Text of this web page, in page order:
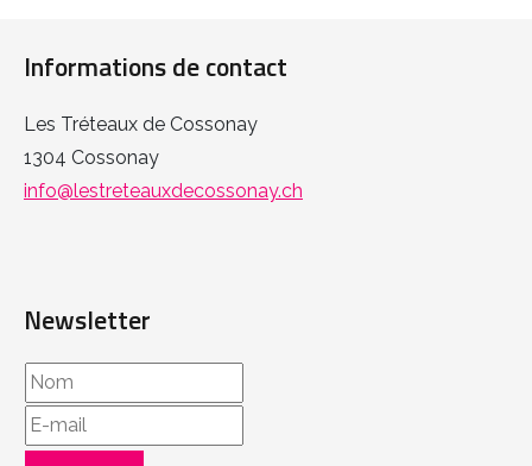
Informations de contact
Les Tréteaux de Cossonay
1304 Cossonay
info@lestreteauxdecossonay.ch
Newsletter